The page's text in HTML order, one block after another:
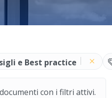
e Best practice
con i filtri attivi.